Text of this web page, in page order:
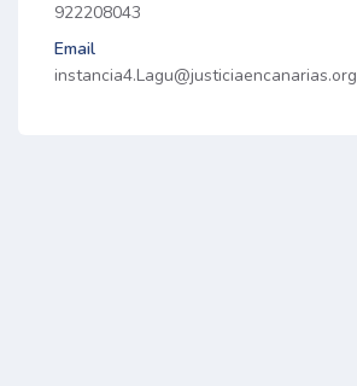
922208043
Email
instancia4.Lagu@justiciaencanarias.org